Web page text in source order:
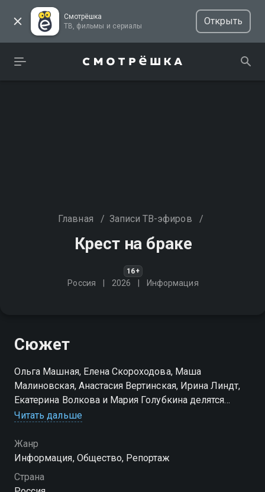
Смотрёшка
ТВ, фильмы и сериалы
Открыть
Главная / Записи ТВ-эфиров /
Крест на браке
16+
Россия 2026 Информация
Сюжет
Ольга Машная, Елена Скороходова, Маша
Малиновская, Анастасия Вертинская, Ирина Линдт,
Екатерина Волкова и Мария Голубкина делятся
историями и объясняют, почему отказались от брака
Читать дальше
Жанр
Информация, Общество, Репортаж
Страна